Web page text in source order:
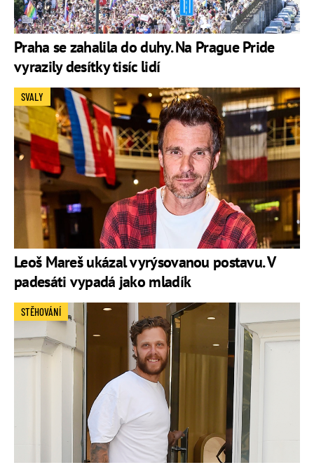
Praha se zahalila do duhy. Na Prague Pride
vyrazily desítky tisíc lidí
Leoš Mareš ukázal vyrýsovanou postavu. V
padesáti vypadá jako mladík
SVALY
STĚHOVÁNÍ